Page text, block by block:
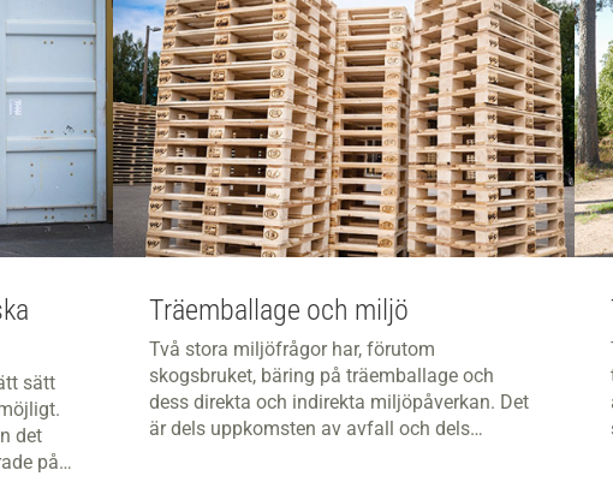
sätt
det
på
Träemballage och miljö
Två stora miljöfrågor har, förutom
skogsbruket, bäring på träemballage och
dess direkta och indirekta miljöpåverkan. Det
är dels uppkomsten av avfall och dels